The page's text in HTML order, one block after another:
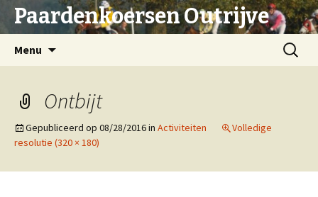
Paardenkoersen Outrijve
Menu
Zoeken
naar:
Ontbijt
Gepubliceerd op 08/28/2016in Activiteiten
Volledige
resolutie (320 × 180)